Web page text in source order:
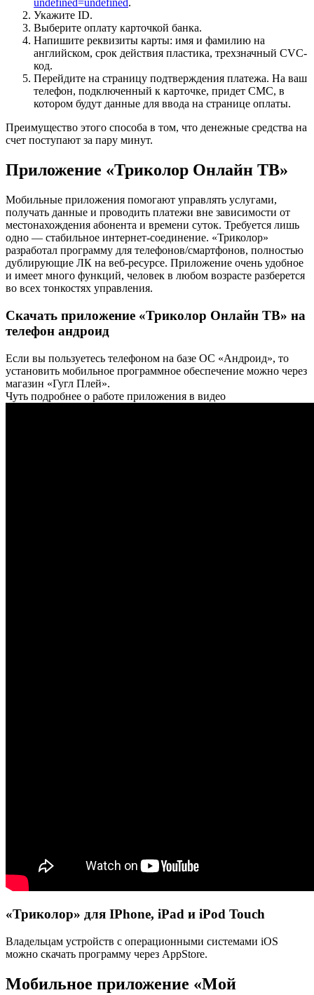
undefined=undefined.
Укажите ID.
Выберите оплату карточкой банка.
Напишите реквизиты карты: имя и фамилию на
английском, срок действия пластика, трехзначный CVC-
код.
Перейдите на страницу подтверждения платежа. На ваш
телефон, подключенный к карточке, придет СМС, в
котором будут данные для ввода на странице оплаты.
Преимущество этого способа в том, что денежные средства на
счет поступают за пару минут.
Приложение «Триколор Онлайн ТВ»
Мобильные приложения помогают управлять услугами,
получать данные и проводить платежи вне зависимости от
местонахождения абонента и времени суток. Требуется лишь
одно — стабильное интернет-соединение. «Триколор»
разработал программу для телефонов/смартфонов, полностью
дублирующие ЛК на веб-ресурсе. Приложение очень удобное
и имеет много функций, человек в любом возрасте разберется
во всех тонкостях управления.
Скачать приложение «Триколор Онлайн ТВ» на
телефон андроид
Если вы пользуетесь телефоном на базе ОС «Андроид», то
установить мобильное программное обеспечение можно через
магазин «Гугл Плей».
Чуть подробнее о работе приложения в видео
«Триколор» для IPhone, iPad и iPod Touch
Владельцам устройств с операционными системами iOS
можно скачать программу через AppStore.
Мобильное приложение «Мой